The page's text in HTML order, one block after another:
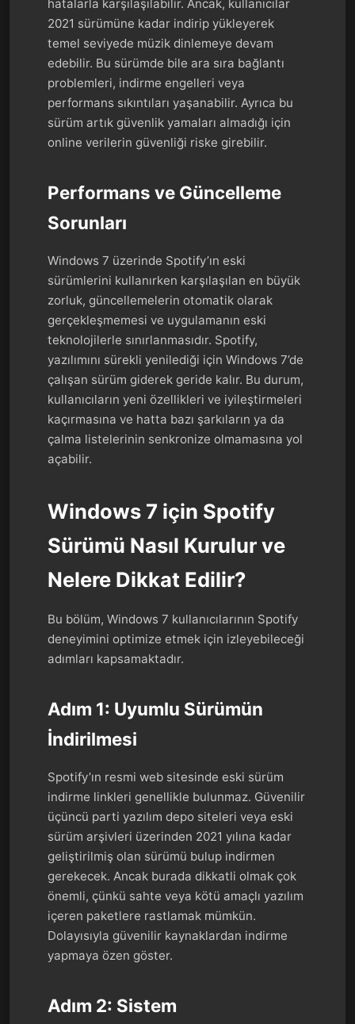
hatalarla karşılaşılabilir. Ancak, kullanıcılar
2021 sürümüne kadar indirip yükleyerek
temel seviyede müzik dinlemeye devam
edebilir. Bu sürümde bile ara sıra bağlantı
problemleri, indirme engelleri veya
performans sıkıntıları yaşanabilir. Ayrıca bu
sürüm artık güvenlik yamaları almadığı için
online verilerin güvenliği riske girebilir.
Performans ve Güncelleme
Sorunları
Windows 7 üzerinde Spotify’ın eski
sürümlerini kullanırken karşılaşılan en büyük
zorluk, güncellemelerin otomatik olarak
gerçekleşmemesi ve uygulamanın eski
teknolojilerle sınırlanmasıdır. Spotify,
yazılımını sürekli yenilediği için Windows 7’de
çalışan sürüm giderek geride kalır. Bu durum,
kullanıcıların yeni özellikleri ve iyileştirmeleri
kaçırmasına ve hatta bazı şarkıların ya da
çalma listelerinin senkronize olmamasına yol
açabilir.
Windows 7 için Spotify
Sürümü Nasıl Kurulur ve
Nelere Dikkat Edilir?
Bu bölüm, Windows 7 kullanıcılarının Spotify
deneyimini optimize etmek için izleyebileceği
adımları kapsamaktadır.
Adım 1: Uyumlu Sürümün
İndirilmesi
Spotify’ın resmi web sitesinde eski sürüm
indirme linkleri genellikle bulunmaz. Güvenilir
üçüncü parti yazılım depo siteleri veya eski
sürüm arşivleri üzerinden 2021 yılına kadar
geliştirilmiş olan sürümü bulup indirmen
gerekecek. Ancak burada dikkatli olmak çok
önemli, çünkü sahte veya kötü amaçlı yazılım
içeren paketlere rastlamak mümkün.
Dolayısıyla güvenilir kaynaklardan indirme
yapmaya özen göster.
Adım 2: Sistem